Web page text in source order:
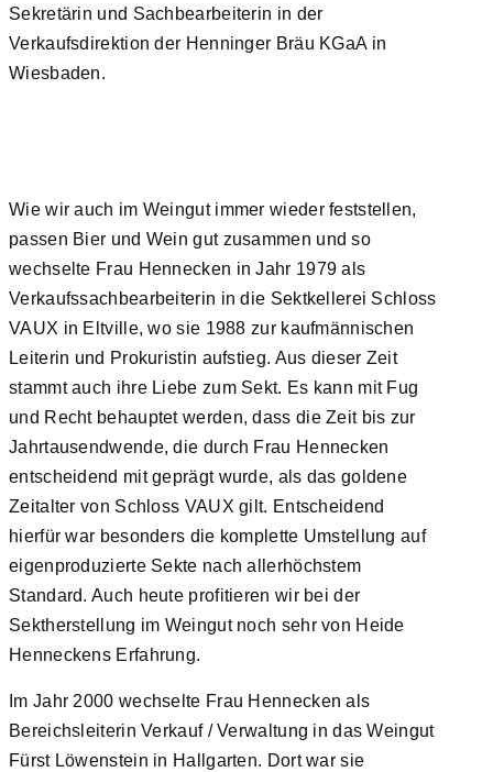
Sekretärin und Sachbearbeiterin in der
Verkaufsdirektion der Henninger Bräu KGaA in
Wiesbaden.
Wie wir auch im Weingut immer wieder feststellen,
passen Bier und Wein gut zusammen und so
wechselte Frau Hennecken in Jahr 1979 als
Verkaufssachbearbeiterin in die Sektkellerei Schloss
VAUX in Eltville, wo sie 1988 zur kaufmännischen
Leiterin und Prokuristin aufstieg. Aus dieser Zeit
stammt auch ihre Liebe zum Sekt. Es kann mit Fug
und Recht behauptet werden, dass die Zeit bis zur
Jahrtausendwende, die durch Frau Hennecken
entscheidend mit geprägt wurde, als das goldene
Zeitalter von Schloss VAUX gilt. Entscheidend
hierfür war besonders die komplette Umstellung auf
eigenproduzierte Sekte nach allerhöchstem
Standard. Auch heute profitieren wir bei der
Sektherstellung im Weingut noch sehr von Heide
Henneckens Erfahrung.
Im Jahr 2000 wechselte Frau Hennecken als
Bereichsleiterin Verkauf / Verwaltung in das Weingut
Fürst Löwenstein in Hallgarten. Dort war sie